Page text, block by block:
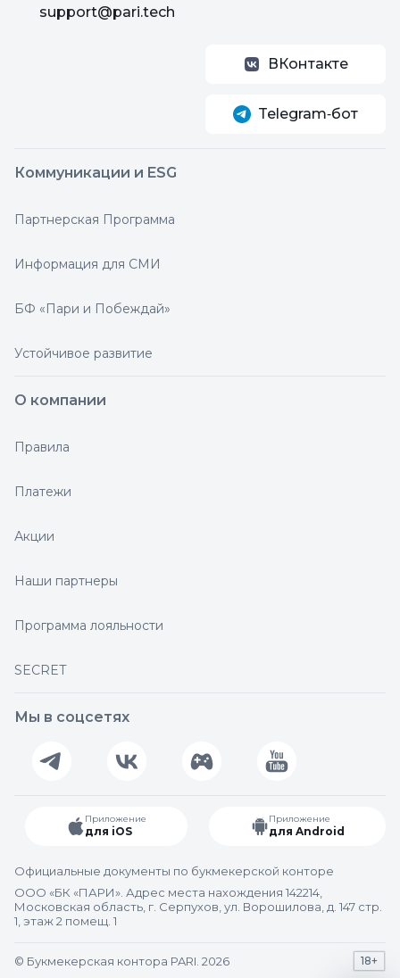
support@pari.tech
ВКонтакте
Telegram‑бот
Коммуникации и ESG
Партнерская Программа
Информация для СМИ
БФ «Пари и Побеждай»
Устойчивое развитие
О компании
Правила
Платежи
Акции
Наши партнеры
Программа лояльности
SECRET
Мы в соцсетях
Приложение
для iOS
Приложение
для Android
Официальные документы по букмекерской конторе
ООО «БК «ПАРИ». Адрес места нахождения 142214,
Московская область, г. Серпухов, ул. Ворошилова, д. 147 стр.
1, этаж 2 помещ. 1
© Букмекерская контора PARI. 2026 18+